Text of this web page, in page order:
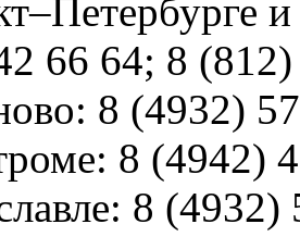
66 64; 8
8 (4932)
8 (4942)
8 (4932)